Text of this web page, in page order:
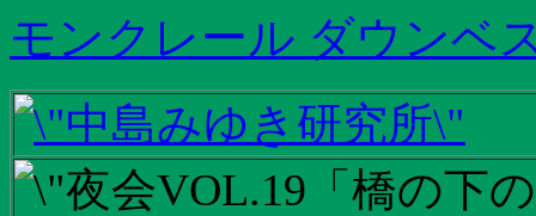
モンクレール ダウンベ